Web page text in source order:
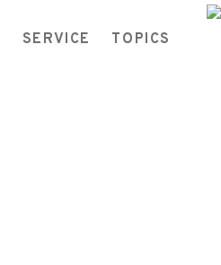
SERVICE TOPICS